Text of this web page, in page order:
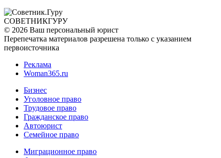
СОВЕТНИКГУРУ
© 2026 Ваш персональный юрист
Перепечатка материалов разрешена только с указанием
первоисточника
Реклама
Woman365.ru
Бизнес
Уголовное право
Трудовое право
Гражданское право
Автоюрист
Семейное право
Миграционное право